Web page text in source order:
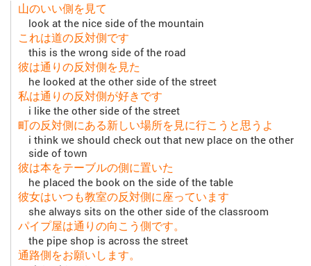
山のいい側を見て
look at the nice side of the mountain
これは道の反対側です
this is the wrong side of the road
彼は通りの反対側を見た
he looked at the other side of the street
私は通りの反対側が好きです
i like the other side of the street
町の反対側にある新しい場所を見に行こうと思うよ
i think we should check out that new place on the other
side of town
彼は本をテーブルの側に置いた
he placed the book on the side of the table
彼女はいつも教室の反対側に座っています
she always sits on the other side of the classroom
パイプ屋は通りの向こう側です。
the pipe shop is across the street
通路側をお願いします。